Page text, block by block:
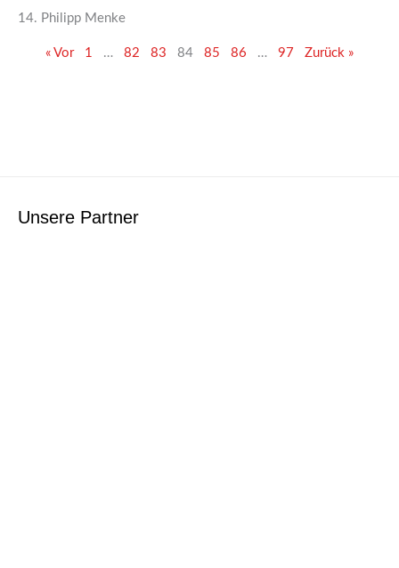
14. Philipp Menke
« Vor 1 … 82 83 84 85 86 … 97 Zurück »
Unsere Partner